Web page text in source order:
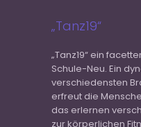
„Tanz19“
„Tanz19“ ein
Schule-Neu. Ein
verschiedensten
erfreut die
das erlernen
zur körperlichen